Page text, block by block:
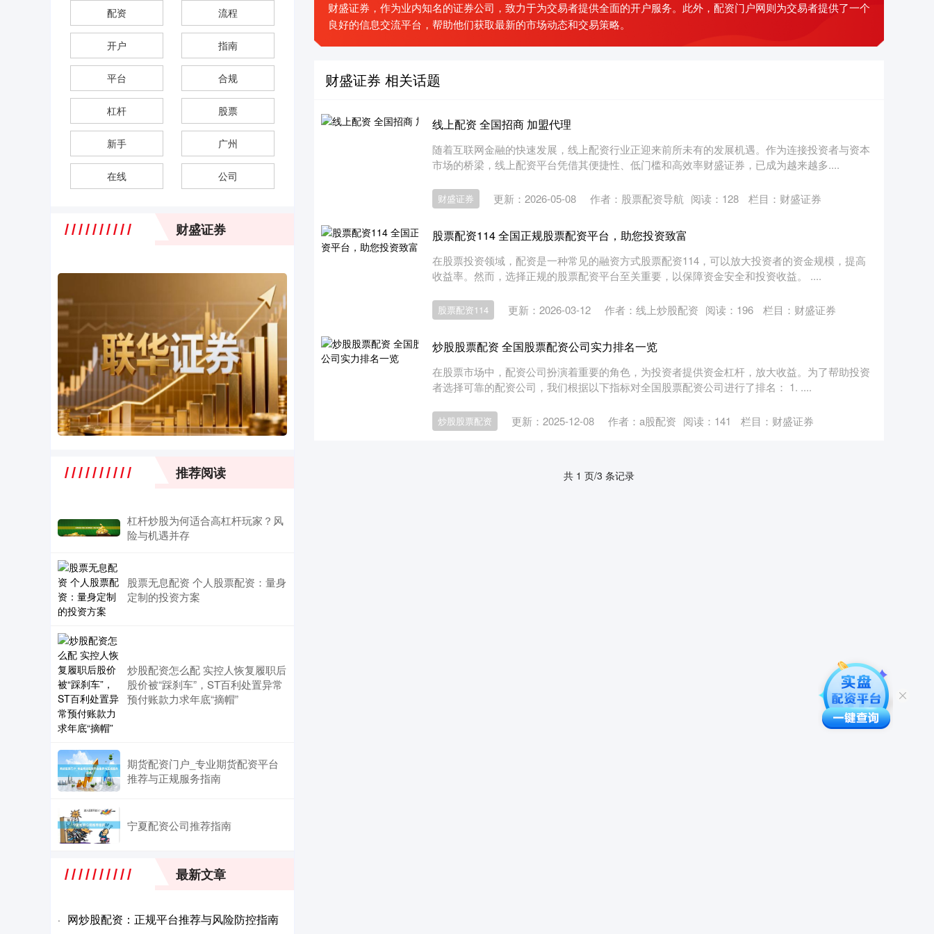
财盛证券，作为业内知名的证券公司，致力于为交易者提供全面的开户服务。此外，配资门户网则为交易者提供了一个
良好的信息交流平台，帮助他们获取最新的市场动态和交易策略。
财盛证券 相关话题
线上配资 全国招商 加盟代理
随着互联网金融的快速发展，线上配资行业正迎来前所未有的发展机遇。作为连接投资者与资本
市场的桥梁，线上配资平台凭借其便捷性、低门槛和高效率财盛证券，已成为越来越多....
财盛证券 更新：2026-05-08 作者：股票配资导航 阅读： 128 栏目： 财盛证券
股票配资114 全国正规股票配资平台，助您投资致富
在股票投资领域，配资是一种常见的融资方式股票配资114，可以放大投资者的资金规模，提高
收益率。然而，选择正规的股票配资平台至关重要，以保障资金安全和投资收益。 ....
股票配资114 更新：2026-03-12 作者：线上炒股配资 阅读： 196 栏目： 财盛证券
炒股股票配资 全国股票配资公司实力排名一览
在股票市场中，配资公司扮演着重要的角色，为投资者提供资金杠杆，放大收益。为了帮助投资
者选择可靠的配资公司，我们根据以下指标对全国股票配资公司进行了排名： 1. ....
炒股股票配资 更新：2025-12-08 作者：a股配资 阅读： 141 栏目： 财盛证券
共 1 页/3 条记录
配资 流程
开户 指南
平台 合规
杠杆 股票
新手 广州
在线 公司
财盛证券
推荐阅读
杠杆炒股为何适合高杠杆玩家？风
险与机遇并存
股票无息配资 个人股票配资：量身
定制的投资方案
炒股配资怎么配 实控人恢复履职后
股价被“踩刹车”，ST百利处置异常
预付账款力求年底“摘帽”
期货配资门户_专业期货配资平台
推荐与正规服务指南
宁夏配资公司推荐指南
最新文章
· 网炒股配资：正规平台推荐与风险防控指南